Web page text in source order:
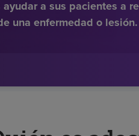
a sus pacientes a
una enfermedad o lesión.